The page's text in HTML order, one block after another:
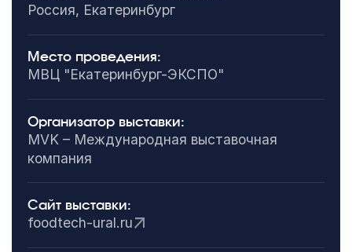
Россия, Екатеринбург
Место проведения:
МВЦ "Екатеринбург-ЭКСПО"
Организатор выставки:
MVK – Международная выставочная
компания
Сайт выставки:
foodtech-ural.ru